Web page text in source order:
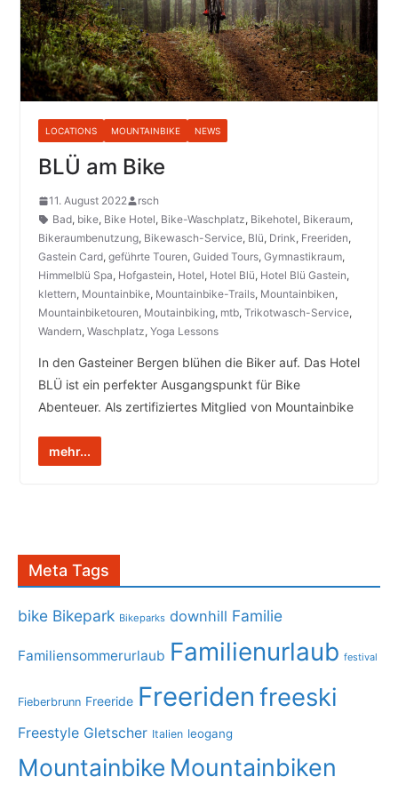
LOCATIONS MOUNTAINBIKE NEWS
BLÜ am Bike
11. August 2022
rsch
Bad, bike, Bike Hotel, Bike-Waschplatz, Bikehotel, Bikeraum,
Bikeraumbenutzung, Bikewasch-Service, Blü, Drink, Freeriden,
Gastein Card, geführte Touren, Guided Tours, Gymnastikraum,
Himmelblü Spa, Hofgastein, Hotel, Hotel Blü, Hotel Blü Gastein,
klettern, Mountainbike, Mountainbike-Trails, Mountainbiken,
Mountainbiketouren, Moutainbiking, mtb, Trikotwasch-Service,
Wandern, Waschplatz, Yoga Lessons
In den Gasteiner Bergen blühen die Biker auf. Das Hotel
BLÜ ist ein perfekter Ausgangspunkt für Bike
Abenteuer. Als zertifiziertes Mitglied von Mountainbike
mehr...
Meta Tags
bike Bikepark Bikeparks downhill Familie
Familiensommerurlaub Familienurlaub festival
Fieberbrunn Freeride Freeriden freeski
Freestyle Gletscher Italien leogang
Mountainbike Mountainbiken